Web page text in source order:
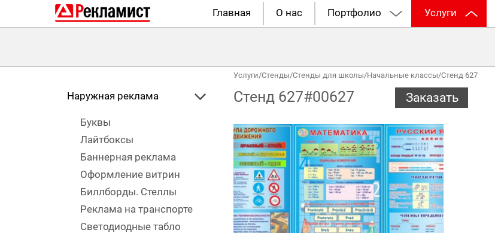
Главная О нас Портфолио Услуги
Наружная реклама
Буквы
Лайтбоксы
Баннерная реклама
Оформление витрин
Биллборды. Стеллы
Реклама на транспорте
Светодиодные табло
Услуги/Стенды/Стенды для школы/Начальные классы/Стенд 627
Стенд 627#00627 Заказать